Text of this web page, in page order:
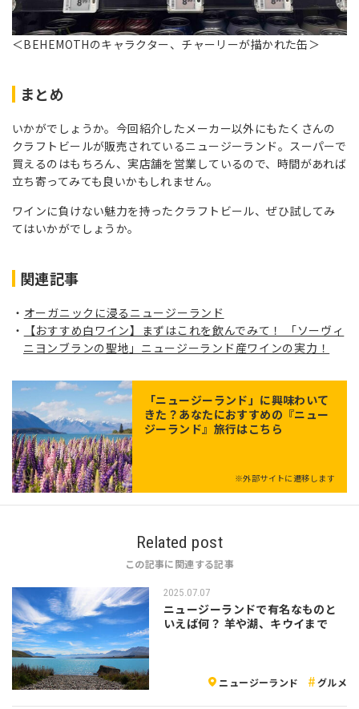
＜BEHEMOTHのキャラクター、チャーリーが描かれた缶＞
まとめ
いかがでしょうか。今回紹介したメーカー以外にもたくさんの
クラフトビールが販売されているニュージーランド。スーパーで
買えるのはもちろん、実店舗を営業しているので、時間があれば
立ち寄ってみても良いかもしれません。
ワインに負けない魅力を持ったクラフトビール、ぜひ試してみ
てはいかがでしょうか。
関連記事
オーガニックに浸るニュージーランド
【おすすめ白ワイン】まずはこれを飲んでみて！ 「ソーヴィ
ニヨンブランの聖地」ニュージーランド産ワインの実力！
「ニュージーランド 」に興味わいて
きた？あなたにおすすめの『ニュー
ジーランド』旅行はこちら
※外部サイトに遷移します
Related post
この記事に関連する記事
2025.07.07
ニュージーランドで有名なものと
いえば何？ 羊や湖、キウイまで
ニュージーランド グルメ